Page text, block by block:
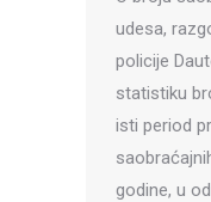
udesa,
policije
statistiku
isti period
godine, u